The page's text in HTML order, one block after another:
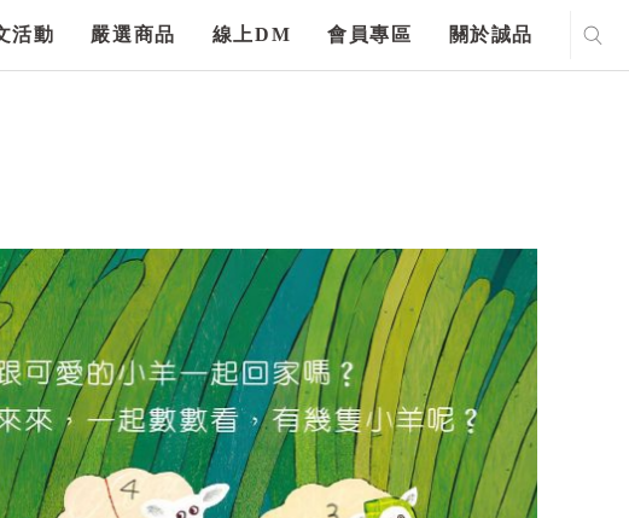
活動 嚴選商品 線上DM 會員專區 關於誠品